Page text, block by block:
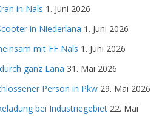
in Nals 1. Juni 2026
in Niederlana 1. Juni 2026
mit FF Nals 1. Juni 2026
ganz Lana 31. Mai 2026
Person in Pkw 29. Mai 2026
bei Industriegebiet 22. Mai